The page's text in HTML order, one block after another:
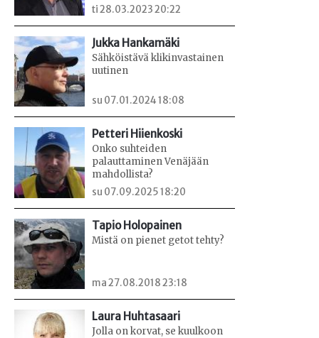
ti 28.03.2023 20:22
Jukka Hankamäki
Sähköistävä klikinvastainen
uutinen
su 07.01.2024 18:08
Petteri Hiienkoski
Onko suhteiden
palauttaminen Venäjään
mahdollista?
su 07.09.2025 18:20
Tapio Holopainen
Mistä on pienet getot tehty?
ma 27.08.2018 23:18
Laura Huhtasaari
Jolla on korvat, se kuulkoon